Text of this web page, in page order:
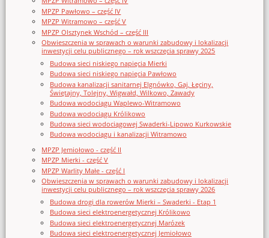
MPZP Pawłowo – część IV
MPZP Witramowo – część V
MPZP Olsztynek Wschód – część III
Obwieszczenia w sprawach o warunki zabudowy i lokalizacji
inwestycji celu publicznego – rok wszczęcia sprawy 2025
Budowa sieci niskiego napięcia Mierki
Budowa sieci niskiego napięcia Pawłowo
Budowa kanalizacji sanitarnej Elgnówko, Gaj, Łęciny,
Świętajny, Tolejny, Wigwałd, Wilkowo, Zawady
Budowa wodociągu Waplewo-Witramowo
Budowa wodociągu Królikowo
Budowa sieci wodociągowej Swaderki-Lipowo Kurkowskie
Budowa wodociągu i kanalizacji Witramowo
MPZP Jemiołowo - część II
MPZP Mierki - część V
MPZP Warlity Małe - część I
Obwieszczenia w sprawach o warunki zabudowy i lokalizacji
inwestycji celu publicznego – rok wszczęcia sprawy 2026
Budowa drogi dla rowerów Mierki – Swaderki - Etap 1
Budowa sieci elektroenergetycznej Królikowo
Budowa sieci elektroenergetycznej Marózek
Budowa sieci elektroenergetycznej Jemiołowo